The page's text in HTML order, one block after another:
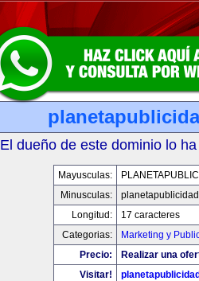
El dueño de este dominio lo
Mayusculas:
Minusculas:
Longitud:
17 caracteres
Categorias:
Marketing y
Precio:
Realizar una
Visitar!